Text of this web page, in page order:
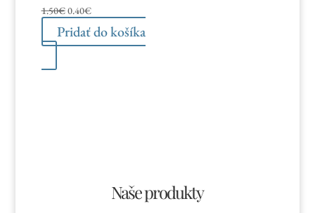
1.50€Pôvodná
cena
bola:
0.40€Aktuálna
cena
je:
Pridať do košíka
Naše produkty